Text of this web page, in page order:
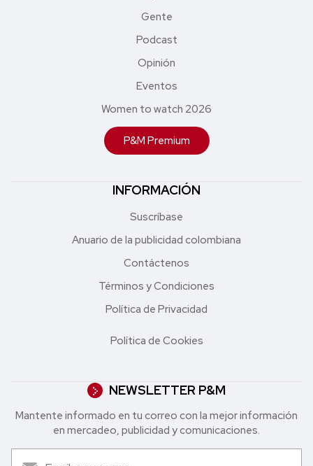
Gente
Podcast
Opinión
Eventos
Women to watch 2026
P&M Premium
INFORMACIÓN
Suscríbase
Anuario de la publicidad colombiana
Contáctenos
Términos y Condiciones
Política de Privacidad
Política de Cookies
NEWSLETTER P&M
Mantente informado en tu correo con la mejor in formación
en mercadeo, publicidad y comunicaciones.